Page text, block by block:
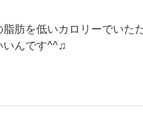
肪を低いカロリーでいた
いんです^^♫